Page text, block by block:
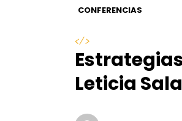
CONFERENCIAS
</>
Leticia Sala